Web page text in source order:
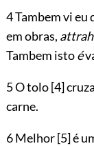
4 Tambem vi eu
em obras,
Tambem istoé
5 O tolo[4]
carne.
6 Melhor[5]é